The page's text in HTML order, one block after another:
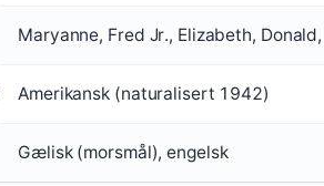
Maryanne, Fred Jr., Elizabeth,
Amerikansk (naturalisert 1942)
Gælisk (morsmål), engelsk